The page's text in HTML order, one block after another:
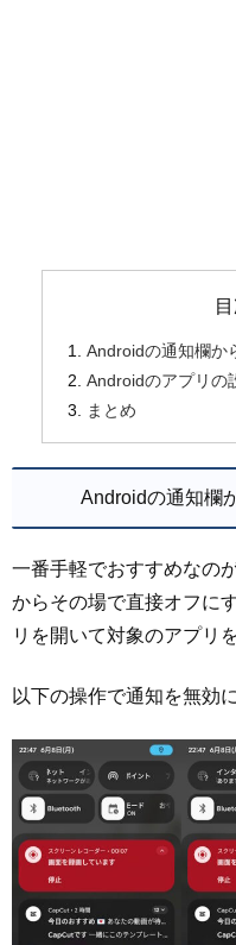
Androidの通知欄か
Androidのアプリの
まとめ
Androidの通知欄
一番手軽でおすすめなの
からその場で直接オフに
リを開いて対象のアプリ
以下の操作で通知を無効